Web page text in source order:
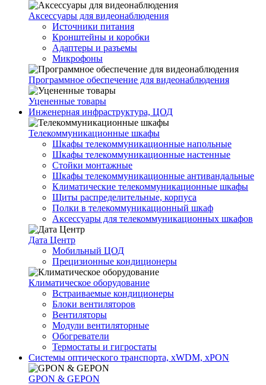
Аксессуары для видеонаблюдения
Источники питания
Кронштейны и коробки
Адаптеры и разъемы
Микрофоны
Программное обеспечение для видеонаблюдения
Уцененные товары
Инженерная инфраструктура, ЦОД
Телекоммуникационные шкафы
Шкафы телекоммуникационные напольные
Шкафы телекоммуникационные настенные
Стойки монтажные
Шкафы телекоммуникационные антивандальные
Климатические телекоммуникационные шкафы
Щиты распределительные, корпуса
Полки в телекоммуникационный шкаф
Аксессуары для телекоммуникационных шкафов
Дата Центр
Мобильный ЦОД
Прецизионные кондиционеры
Климатичeское оборудование
Встраиваемые кондиционеры
Блоки вентиляторов
Вентиляторы
Модули вентиляторные
Обогреватели
Термостаты и гигростаты
Системы оптического транспорта, xWDM, xPON
GPON & GEPON